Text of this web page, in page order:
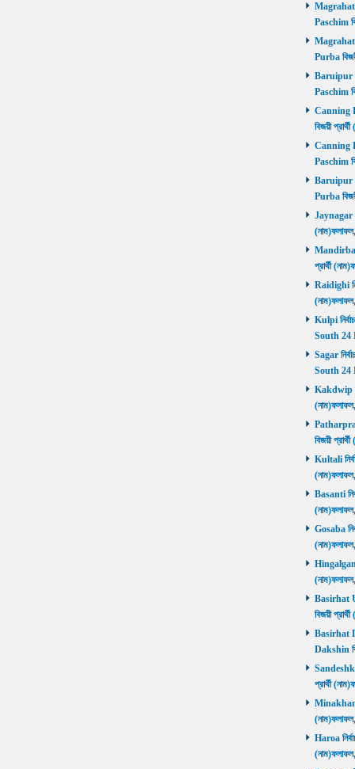
Magrahat
Paschim
Magrahat
Purba
Baruipur
Paschim
Canning
বিজয়ী
Canning
Paschim
Baruipur
Purba
Jaynagar
প্রার্থী
Raidighi
Kulpi
South 24
Sagar
South 24
Kakdwip
বিজয়ী
Kultali
Basanti
Gosaba
Hingalganj
Basirhat
বিজয়ী
Basirhat
Dakshin
প্রার্থী
Minakhan
Haroa